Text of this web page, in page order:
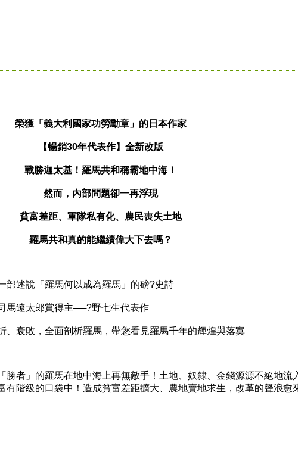
榮獲「義大利國家功勞勳章」的日本作家
【暢銷30年代表作】全新改版
戰勝迦太基！羅馬共和稱霸地中海！
然而，內部問題卻一再浮現
貧富差距、軍隊私有化、農民喪失土地
羅馬共和真的能繼續偉大下去嗎？
述說「羅馬何以成為羅馬」的磅?史詩
遼太郎賞得主──?野七生代表作
敗，全面剖析羅馬，帶您看見羅馬千年的輝煌與落寞
者」的羅馬在地中海上再無敵手！土地、奴隸、金錢源源不絕地流
有階級的口袋中！造成貧富差距擴大、農地賣地求生，改革的聲浪愈